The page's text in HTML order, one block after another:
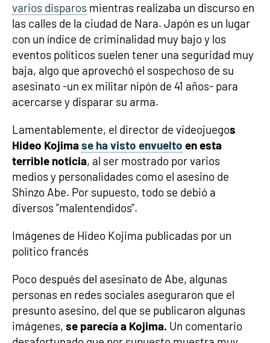
varios disparos mientras realizaba un discurso en
las calles de la ciudad de Nara. Japón es un lugar
con un índice de criminalidad muy bajo y los
eventos políticos suelen tener una seguridad muy
baja, algo que aprovechó el sospechoso de su
asesinato -un ex militar nipón de 41 años- para
acercarse y disparar su arma.
Lamentablemente, el director de videojuegos
Hideo Kojimase ha visto envuelto en esta
terrible noticia, al ser mostrado por varios
medios y personalidades como el asesino de
Shinzo Abe. Por supuesto, todo se debió a
diversos "malentendidos".
Imágenes de Hideo Kojima publicadas por un
político francés
Poco después del asesinato de Abe, algunas
personas en redes sociales aseguraron que el
presunto asesino, del que se publicaron algunas
imágenes, se parecía a Kojima. Un comentario